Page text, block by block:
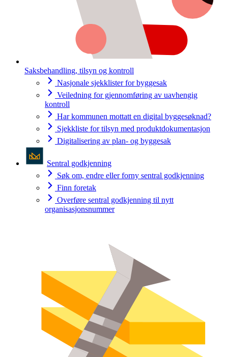
Saksbehandling, tilsyn og kontroll
Nasjonale sjekklister for byggesak
Veiledning for gjennomføring av uavhengig
kontroll
Har kommunen mottatt en digital byggesøknad?
Sjekkliste for tilsyn med produktdokumentasjon
Digitalisering av plan- og byggesak
Sentral godkjenning
Søk om, endre eller forny sentral godkjenning
Finn foretak
Overføre sentral godkjenning til nytt
organisasjonsnummer